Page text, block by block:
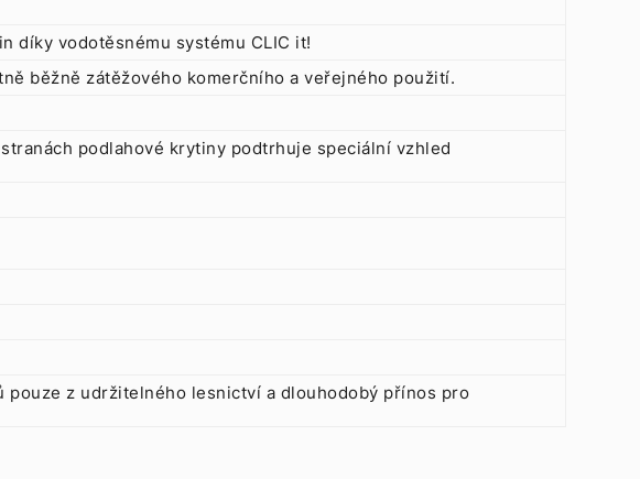
díky vodotěsnému systému CLIC it!
běžně zátěžového komerčního a veřejného použití.
podlahové krytiny podtrhuje speciální vzhled
z udržitelného lesnictví a dlouhodobý přínos pro